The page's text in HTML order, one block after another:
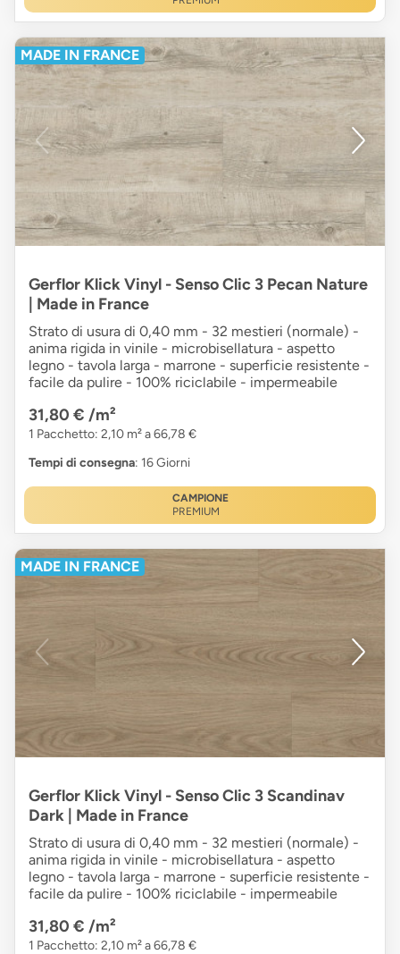
MADE IN FRANCE
Gerflor Klick Vinyl - Senso Clic 3 Pecan Nature
| Made in France
Strato di usura di 0,40 mm - 32 mestieri (normale) -
anima rigida in vinile - microbisellatura - aspetto
legno - tavola larga - marrone - superficie resistente -
facile da pulire - 100% riciclabile - impermeabile
31,80 € /m²
1 Pacchetto: 2,10 m² a 66,78 €
Tempi di consegna: 16 Giorni
CAMPIONE
PREMIUM
MADE IN FRANCE
Gerflor Klick Vinyl - Senso Clic 3 Scandinav
Dark | Made in France
Strato di usura di 0,40 mm - 32 mestieri (normale) -
anima rigida in vinile - microbisellatura - aspetto
legno - tavola larga - marrone - superficie resistente -
facile da pulire - 100% riciclabile - impermeabile
31,80 € /m²
1 Pacchetto: 2,10 m² a 66,78 €